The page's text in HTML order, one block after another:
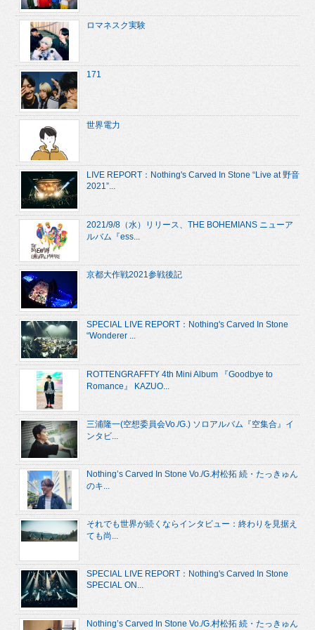
ロマネスク実験
171
世界電力
LIVE REPORT：Nothing's Carved In Stone “Live at 野音
2021”...
2021/9/8（水）リリース、THE BOHEMIANS ニューア
ルバム『ess...
京都大作戦2021参戦後記
SPECIAL LIVE REPORT：Nothing's Carved In Stone
“Wonderer ...
ROTTENGRAFFTY 4th Mini Album 『Goodbye to
Romance』 KAZUO...
三浦隆一(空想委員会Vo./G.) ソロアルバム『空集合』イ
ンタビ...
Nothing’s Carved In Stone Vo./G.村松拓 続・たっきゅん
のキ...
それでも世界が続くならインタビュー：終わりを見据え
ても尚...
SPECIAL LIVE REPORT：Nothing's Carved In Stone
SPECIAL ON...
Nothing’s Carved In Stone Vo./G.村松拓 続・たっきゅん